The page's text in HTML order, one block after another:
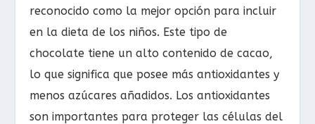
reconocido como la mejor opción para incluir
en la dieta de los niños. Este tipo de
chocolate tiene un alto contenido de cacao,
lo que significa que posee más antioxidantes y
menos azúcares añadidos. Los antioxidantes
son importantes para proteger las células del